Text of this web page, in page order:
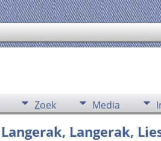
Zoek Media
Langerak,